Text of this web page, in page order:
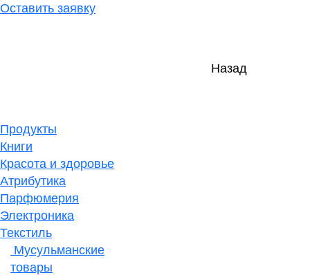
Оставить заявку
Назад
Продукты
Книги
Красота и здоровье
Атрибутика
Парфюмерия
Электроника
Текстиль
Мусульманские
товары